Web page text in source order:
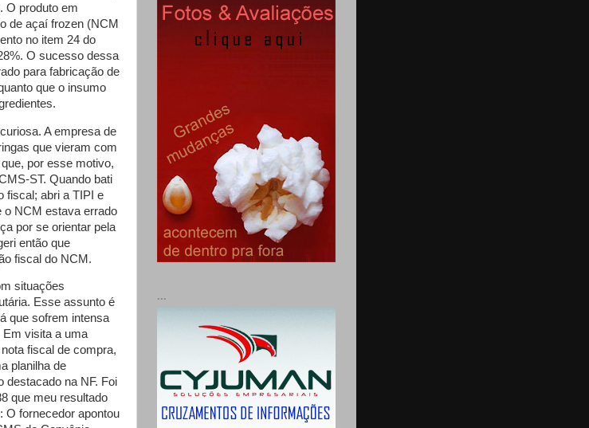
O produto em
de açaí frozen (NCM
no item 24 do
O sucesso dessa
para fabricação de
que o insumo
A empresa de
que vieram com
por esse motivo,
ST. Quando bati
fiscal; abri a TIPI e
o NCM estava errado
por se orientar pela
então que
fiscal do NCM.
situações
Esse assunto é
que sofrem intensa
Em visita a uma
fiscal de compra,
planilha de
destacado na NF. Foi
que meu resultado
O fornecedor apontou
...